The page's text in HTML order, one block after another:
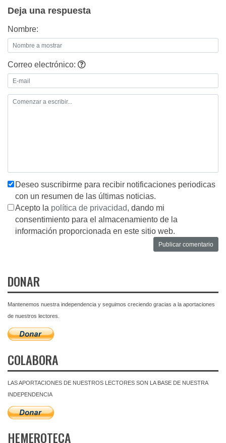
Deja una respuesta
Nombre:
Correo electrónico:
Deseo suscribirme para recibir notificaciones periodicas
con un resumen de las últimas noticias.
Acepto la política de privacidad, dando mi
consentimiento para el almacenamiento de la
información proporcionada en este sitio web.
DONAR
Mantenemos nuestra independencia y seguimos creciendo gracias a la aportaciones
de nuestros lectores.
COLABORA
LAS APORTACIONES DE NUESTROS LECTORES SON LA BASE DE NUESTRA
INDEPENDENCIA
HEMEROTECA